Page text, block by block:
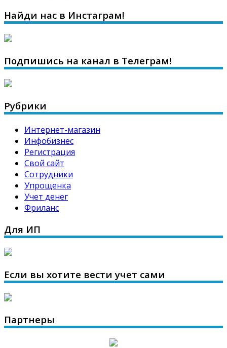
Найди нас в Инстаграм!
Подпишись на канал в Телеграм!
Рубрики
Интернет-магазин
Инфобизнес
Регистрация
Свой сайт
Сотрудники
Упрощенка
Учет денег
Фриланс
Для ИП
Если вы хотите вести учет сами
Партнеры